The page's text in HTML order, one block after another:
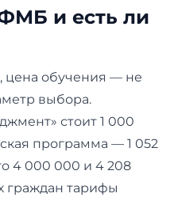
и есть ли
цена обучения — не
выбора.
стоит 1 000
программа — 1 052
4 000 000 и 4 208
граждан тарифы